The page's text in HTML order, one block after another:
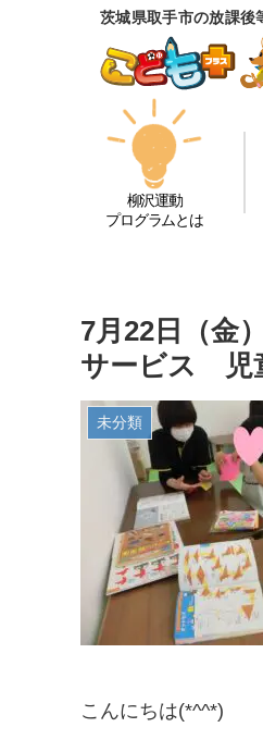
茨城県取手市の放課
柳沢運動
プログラムとは
7月22日（金
サービス
未分類
こんにちは(*^^*)